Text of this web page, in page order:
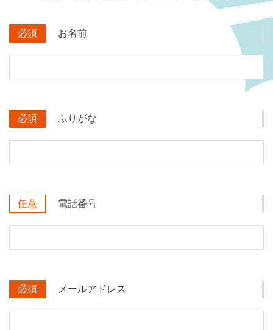
必須 お名前
必須 ふりがな
任意 電話番号
必須 メールアドレス